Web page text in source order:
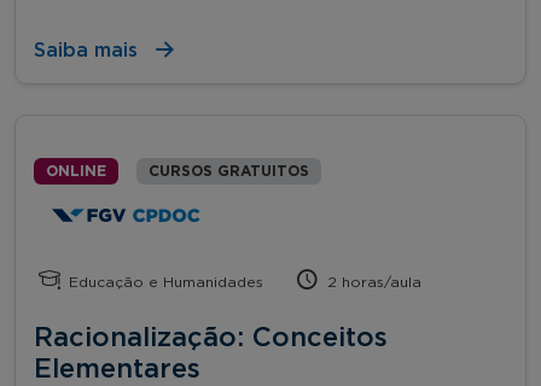
Saiba mais
ONLINE CURSOS GRATUITOS
Educação e Humanidades 2 horas/aula
Racionalização: Conceitos
Elementares